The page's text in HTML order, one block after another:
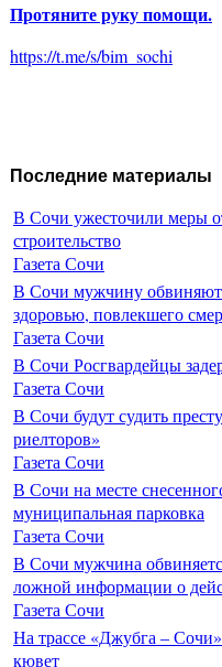
Протяните руку помощи.
https://t.me/s/bim_sochi
Последние материалы
В Сочи ужесточили меры
строительство
Газета Сочи
В Сочи мужчину обвиняют
здоровью, повлекшего
Газета Сочи
В Сочи Росгвардейцы
Газета Сочи
В Сочи будут судить
риелторов»
Газета Сочи
В Сочи на месте
муниципальная парковка
Газета Сочи
В Сочи мужчина
ложной информации о
Газета Сочи
На трассе «Джубга –
кювет